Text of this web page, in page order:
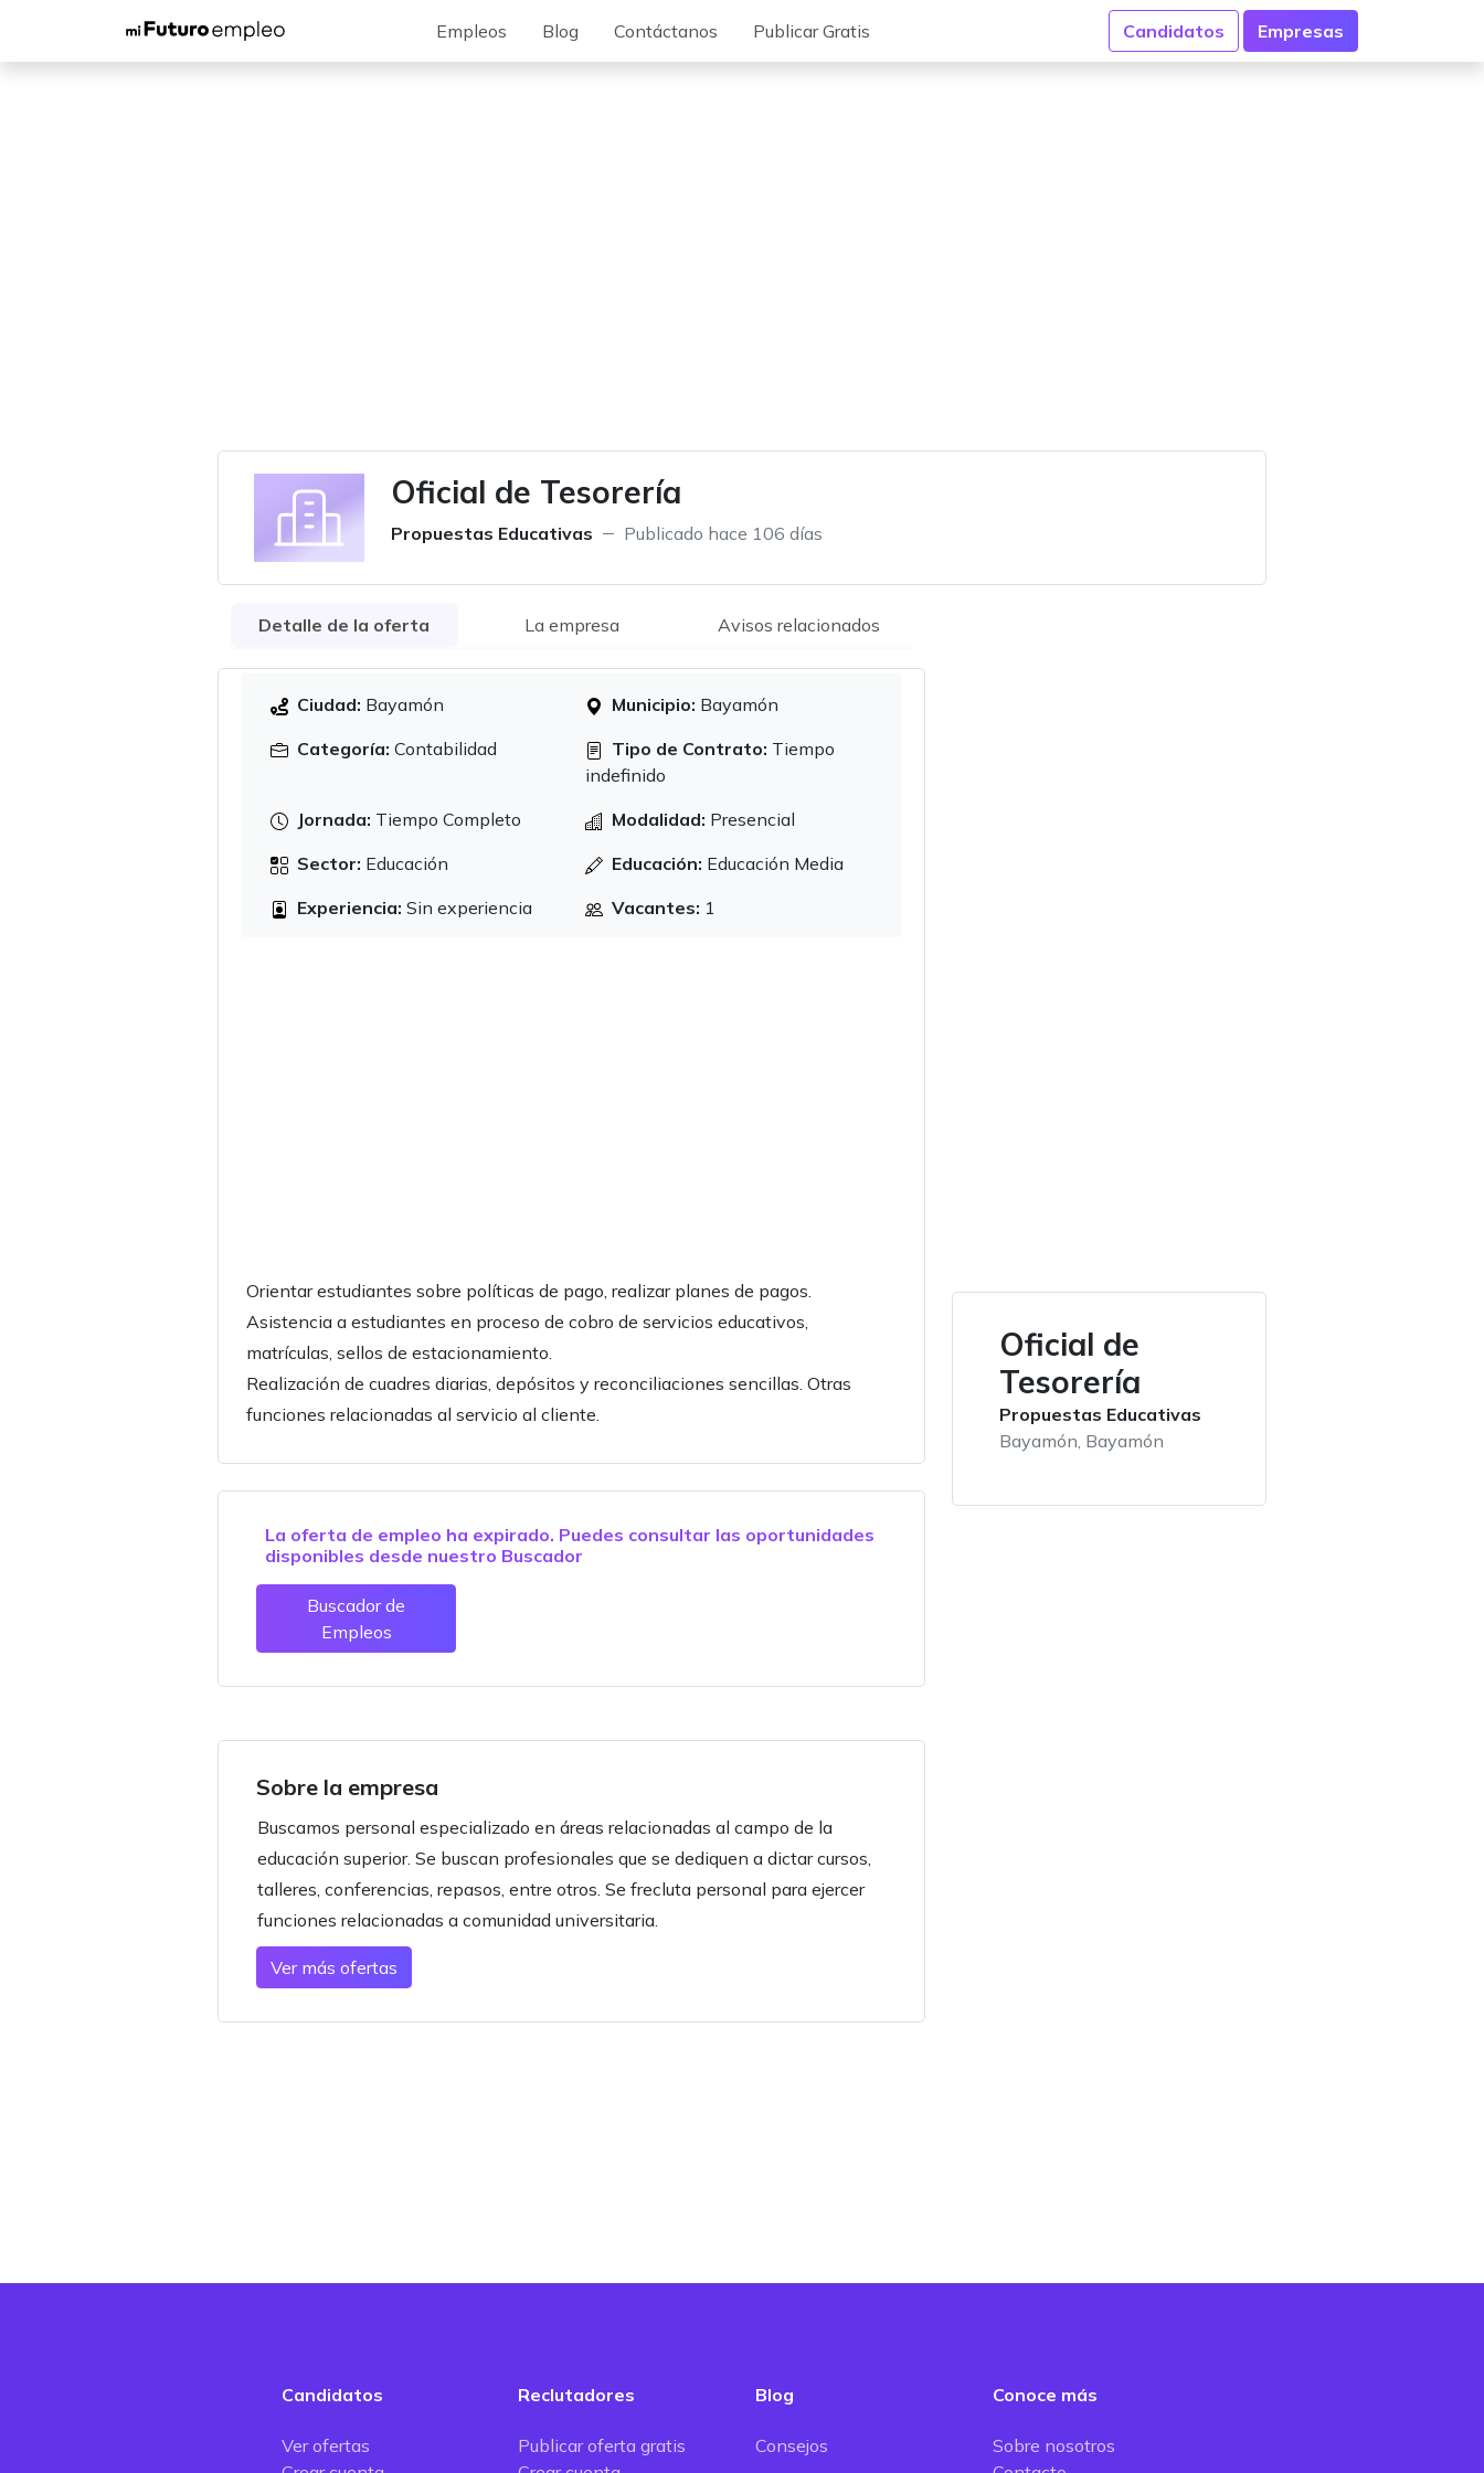
Empleos Blog Contáctanos Publicar Gratis Candidatos Empresas
Oficial de Tesorería
Propuestas Educativas Publicado hace 106 días
Detalle de la oferta La empresa Avisos relacionados
Ciudad: Bayamón Municipio: Bayamón
Categoría: Contabilidad Tipo de Contrato: Tiempo
indefinido
Jornada: Tiempo Completo Modalidad: Presencial
Sector: Educación Educación: Educación Media
Experiencia: Sin experiencia Vacantes: 1
Orientar estudiantes sobre políticas de pago, realizar planes de pagos.
Asistencia a estudiantes en proceso de cobro de servicios educativos,
matrículas, sellos de estacionamiento.
Realización de cuadres diarias, depósitos y reconciliaciones sencillas. Otras
funciones relacionadas al servicio al cliente.
La oferta de empleo ha expirado. Puedes consultar las oportunidades
disponibles desde nuestro Buscador
Buscador de
Empleos
Sobre la empresa
Buscamos personal especializado en áreas relacionadas al campo de la
educación superior. Se buscan profesionales que se dediquen a dictar cursos,
talleres, conferencias, repasos, entre otros. Se frecluta personal para ejercer
funciones relacionadas a comunidad universitaria.
Ver más ofertas
Oficial de
Tesorería
Propuestas Educativas
Bayamón, Bayamón
Candidatos
Ver ofertas
Reclutadores
Publicar oferta gratis
Blog
Consejos
Conoce más
Sobre nosotros